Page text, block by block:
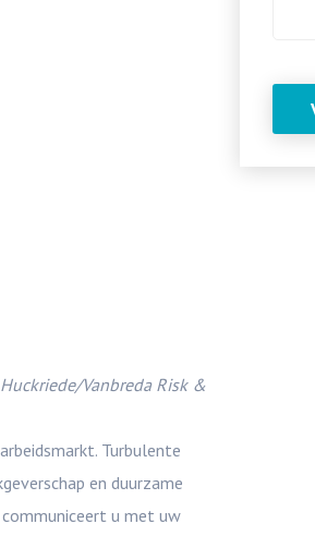
Vanbreda Risk &
Turbulente
en duurzame
u met uw